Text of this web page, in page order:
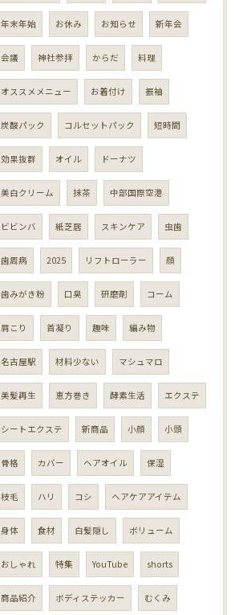
年末年始 お休み お知らせ 新年会
会議 神社参拝 からだ 料理
オススメメニュー お着付け 振袖
炭酸パック コルセットパック 短時間
効果抜群 オイル ドーナツ
美白クリーム 抹茶 中部国際空港
ビビンバ 紙芝居 スキンケア 虫歯
歯周病 2025 リフトローラー 顔
歯みがき粉 口臭 研磨剤 コーム
肩こり 首凝り 趣味 編み物
名古屋駅 材料少ない マシュマロ
美髪再生 恵方巻き 酵素生活 エクステ
シートエクステ 新商品 小顔 小頭
骨格 カバー ヘアオイル 保湿
枝毛 ハリ コシ ヘアケアアイテム
身体 食材 白髪隠し ボリューム
おしゃれ 特集 YouTube shorts
商品紹介 ボディステッカー むくみ